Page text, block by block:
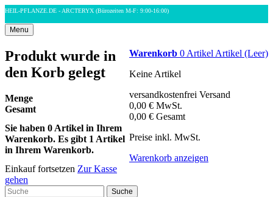
HEIL-PFLANZE.DE - ARCTERYX (Bürozeiten M-F: 9:00-16:00)
Menu
Warenkorb 0 Artikel Artikel (Leer)
Keine Artikel
versandkostenfrei Versand
0,00 € MwSt.
0,00 € Gesamt
Preise inkl. MwSt.
Warenkorb anzeigen
Produkt wurde in
den Korb gelegt
Menge
Gesamt
Sie haben 0 Artikel in Ihrem
Warenkorb. Es gibt 1 Artikel
in Ihrem Warenkorb.
Einkauf fortsetzen Zur Kasse
gehen
Suche